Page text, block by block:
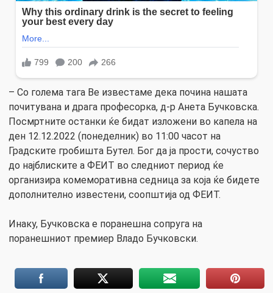
– Со голема тага Ве известаме дека почина нашата
почитувана и драга професорка, д-р Aнета Бучковска.
Посмртните останки ќе бидат изложени во капела на
ден 12.12.2022 (понеделник) во 11:00 часот на
Градските гробишта Бутел. Бог да ја прости, сочуство
до најблиските а ФЕИТ во следниот период ќе
организира комеморативна седница за која ќе бидете
дополнително известени, соопштија од ФЕИТ.
Инаку, Бучковска е поранешна сопруга на
поранешниот премиер Владо Бучковски.